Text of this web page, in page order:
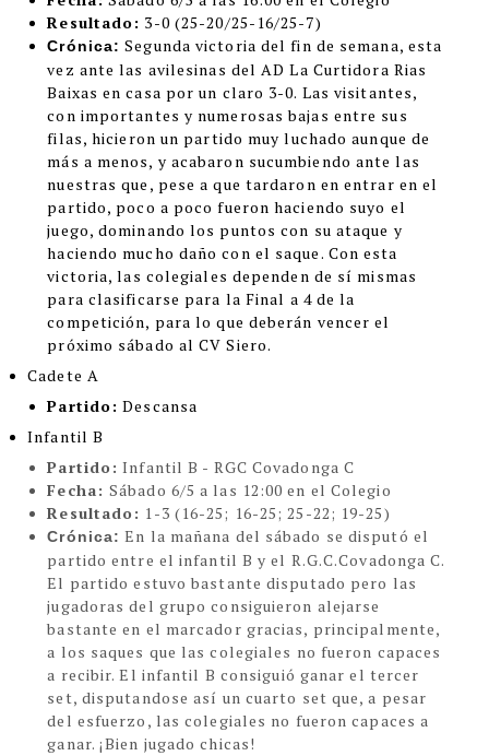
Resultado: 3-0 (25-20/25-16/25-7)
Crónica: Segunda victoria del fin de semana, esta
vez ante las avilesinas del AD La Curtidora Rias
Baixas en casa por un claro 3-0. Las visitantes,
con importantes y numerosas bajas entre sus
filas, hicieron un partido muy luchado aunque de
más a menos, y acabaron sucumbiendo ante las
nuestras que, pese a que tardaron en entrar en el
partido, poco a poco fueron haciendo suyo el
juego, dominando los puntos con su ataque y
haciendo mucho daño con el saque. Con esta
victoria, las colegiales dependen de sí mismas
para clasificarse para la Final a 4 de la
competición, para lo que deberán vencer el
próximo sábado al CV Siero.
Cadete A
Partido: Descansa
Infantil B
Partido: Infantil B - RGC Covadonga C
Fecha:Sábado 6/5 a las 12:00 en el Colegio
Resultado: 1-3 (16-25; 16-25; 25-22; 19-25)
Crónica: En la mañana del sábado se disputó el
partido entre el infantil B y el R.G.C.Covadonga C.
El partido estuvo bastante disputado pero las
jugadoras del grupo consiguieron alejarse
bastante en el marcador gracias, principalmente,
a los saques que las colegiales no fueron capaces
a recibir. El infantil B consiguió ganar el tercer
set, disputandose así un cuarto set que, a pesar
del esfuerzo, las colegiales no fueron capaces a
ganar. ¡Bien jugado chicas!